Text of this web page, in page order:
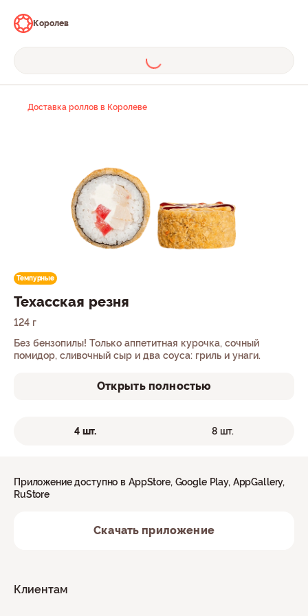
Королев
Доставка роллов в Королеве
Темпурные
Техасская резня
124 г
Без бензопилы! Только аппетитная курочка, сочный
помидор, сливочный сыр и два соуса: гриль и унаги.
Открыть полностью
4 шт. 8 шт.
Клиентам
Приложение доступно в AppStore, Google Play, AppGallery,
RuStore
Скачать приложение